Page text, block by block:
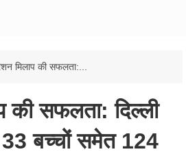
मिलाप की सफलता:...
की सफलता: दिल्ली
बच्चों समेत 124